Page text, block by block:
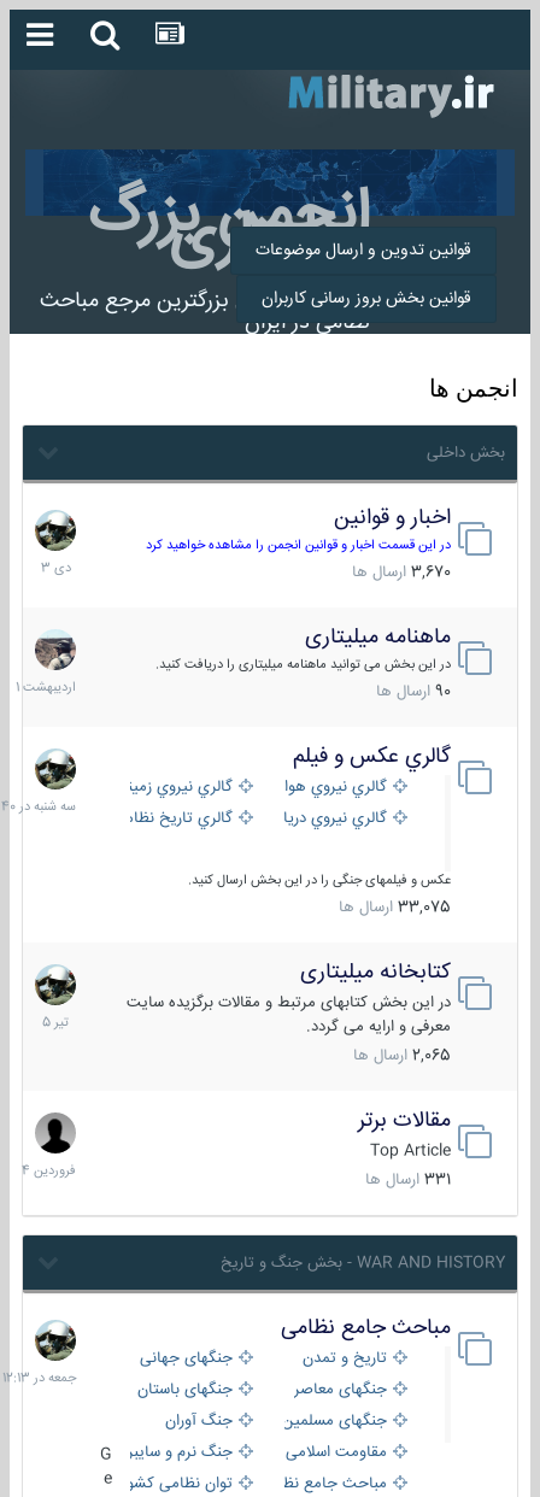
انجمن بزرگ
میلیتاری
انجمن میلیتاری بزرگترین مرجع مباحث
نظامی در ایران
قوانین تدوین و ارسال موضوعات
قوانین بخش بروز رسانی کاربران
انجمن ها
بخش داخلی
اخبار و قوانین
در این قسمت اخبار و قوانین انجمن را مشاهده خواهید کرد
3,670 ارسال ها
22
دی
1403
ماهنامه میلیتاری
در این بخش می توانید ماهنامه میلیتاری را دریافت کنید.
90 ارسال ها
30
1401
گالري عكس و فيلم
گالري نيروي هوايي
گالري نيروي زميني
گالري نيروي دريايي
گالري تاریخ نظامی
عکس و فیلمهای جنگی را در این بخش ارسال کنید.
33,075 ارسال ها
سه
شنبه
در
کتابخانه میلیتاری
در این بخش کتابهای مرتبط و مقالات برگزیده سایت
معرفی و ارایه می گردد.
2,065 ارسال ها
16
تیر
1405
مقالات برتر
Top Article
331 ارسال ها
29
فروردین
1404
WAR AND HISTORY - بخش جنگ و تاریخ
مباحث جامع نظامی
تاریخ و تمدن
جنگهای جهانی
جنگهای معاصر
جنگهای باستان
جنگهای مسلمین
جنگ آوران
مقاومت اسلامی
جنگ نرم و سایبری
مباحث جامع نظامی
توان نظامی کشورها
جمعه
در
12:13